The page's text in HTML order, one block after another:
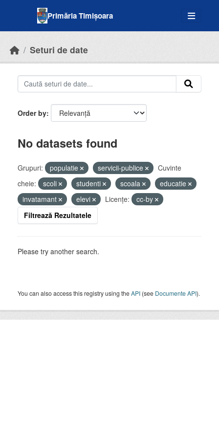
Primăria Timișoara
Seturi de date
Order by
No datasets found
Grupuri: populatie servicii-publice
Cuvinte
cheie:
scoli studenti scoala
educatie
invatamant
elevi Licenţe:
cc-by
Filtrează Rezultatele
Please try another search.
You can also access this registry using theAPI (see Documente API).